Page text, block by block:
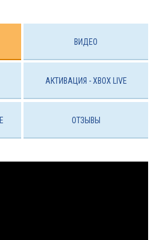
ВИДЕО
АКТИВАЦИЯ - XBOX LIVE
ОТЗЫВЫ